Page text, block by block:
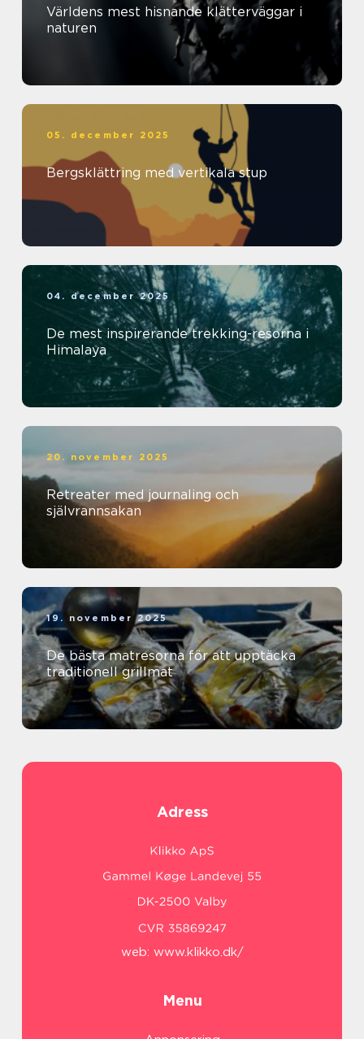
Världens mest hisnande klätterväggar i
naturen
05. december 2025
Bergsklättring med vertikala stup
04. december 2025
De mest inspirerande trekking-resorna i
Himalaya
20. november 2025
Retreater med journaling och
självrannsakan
19. november 2025
De bästa matresorna för att upptäcka
traditionell grillmat
Adress
web: www.klikko.dk/
Menu